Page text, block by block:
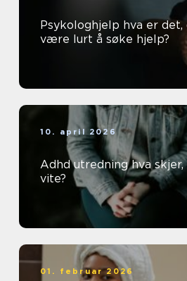
Psykologhjelp hva er det, og når kan det
være lurt å søke hjelp?
10. april 2026
Adhd utredning hva skjer, og hva bør du
vite?
01. februar 2026